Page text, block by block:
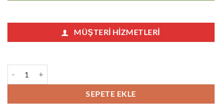
MÜŞTERI HIZMETLERI
SEPETE EKLE